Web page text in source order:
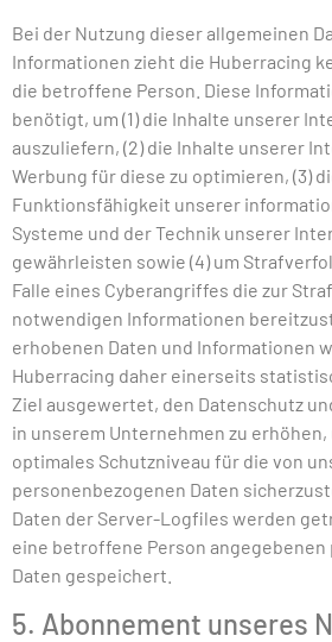
Bei der Nutzung dieser allgemeinen
Informationen zieht die Huberracing
die betroffene Person. Diese
benötigt, um (1) die Inhalte unserer
auszuliefern, (2) die Inhalte unserer
Werbung für diese zu optimieren, (3)
Funktionsfähigkeit unserer
Systeme und der Technik unserer
gewährleisten sowie (4) um
Falle eines Cyberangriffes die zur
notwendigen Informationen
erhobenen Daten und Informationen
Huberracing daher einerseits
Ziel ausgewertet, den Datenschutz
in unserem Unternehmen zu
optimales Schutzniveau für die von
personenbezogenen Daten
Daten der Server-Logfiles werden
eine betroffene Person
Daten gespeichert.
5. Abonnement unseres